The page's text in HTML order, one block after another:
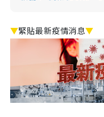
▼緊貼最新疫情消息▼